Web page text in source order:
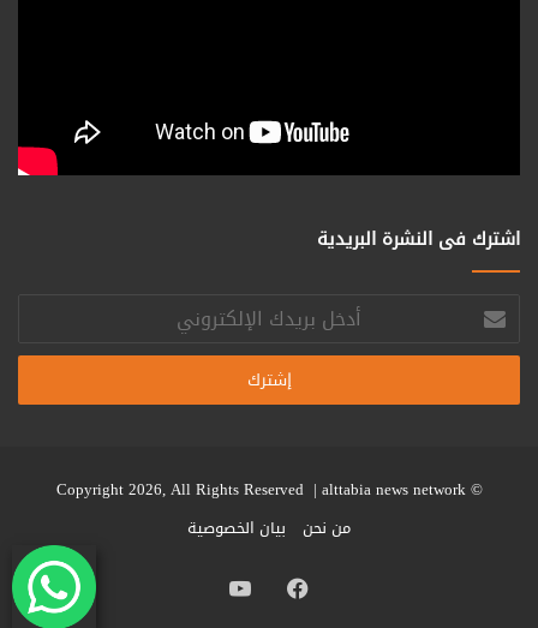
اشترك فى النشرة البريدية
أدخل
بريدك
الإلكتروني
© Copyright 2026, All Rights Reserved |
alttabia news network
من نحن
بيان الخصوصية
فيسبوك